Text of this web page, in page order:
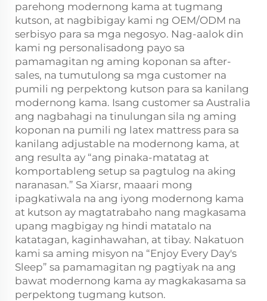
parehong modernong kama at tugmang
kutson, at nagbibigay kami ng OEM/ODM na
serbisyo para sa mga negosyo. Nag-aalok din
kami ng personalisadong payo sa
pamamagitan ng aming koponan sa after-
sales, na tumutulong sa mga customer na
pumili ng perpektong kutson para sa kanilang
modernong kama. Isang customer sa Australia
ang nagbahagi na tinulungan sila ng aming
koponan na pumili ng latex mattress para sa
kanilang adjustable na modernong kama, at
ang resulta ay “ang pinaka-matatag at
komportableng setup sa pagtulog na aking
naranasan.” Sa Xiarsr, maaari mong
ipagkatiwala na ang iyong modernong kama
at kutson ay magtatrabaho nang magkasama
upang magbigay ng hindi matatalo na
katatagan, kaginhawahan, at tibay. Nakatuon
kami sa aming misyon na “Enjoy Every Day's
Sleep” sa pamamagitan ng pagtiyak na ang
bawat modernong kama ay magkakasama sa
perpektong tugmang kutson.